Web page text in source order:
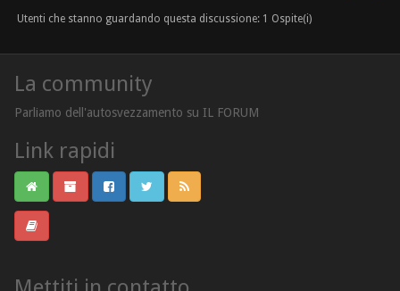
Utenti che stanno guardando questa discussione: 1 Ospite(i)
La community
Parliamo dell'autosvezzamento su IL FORUM
Link rapidi